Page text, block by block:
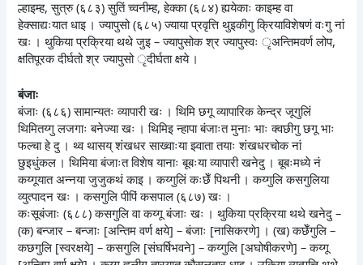
ल्हाइम्ह, सुत्रु (६८३) सुतिं च्वनीम्ह, हेक्का (६८४) ह्ययेकाः काइम्ह वा
हेक्साद्यःयात धाइ । ज्यापुसो (६८५) ज्याया प्रवृत्ति थुइकीगु क्रियाविशेषणं वःगु नां
खः । थुकिया प्रक्रिया थथे जुइ – ज्यापुसोक श्र ज्यापुस्वः ृअन्तिमवर्ण लोप,
क्षतिपूरक दीर्घतो श्र ज्यापुसो ृदीर्घता क्षये ।
बंजाः
बंजाः (६८६) सामान्यतः व्यापारी खः । थिमि छगू व्यापारिक केन्द्र जूगुलिं
थिमितय्गु लजगाः बनेज्या खः । थिमिइ न्हापा बंजाःत मुनाः भाः क्वछीगु छगू भाः
फल्चा हे दु । थ्व थासय् शंखधर साख्वाःया झ्वाता तयाः शंखधरचोक नां
छुइधुंकल । थिमिया बंजाःत विशेष यानाः बूबःया व्यापारी खनेदु । बूबःमध्ये नं
कय्गूयात अन्नया जुजुकथं काइ । कय्गुलिं कःछेँ पिथनी । कय्गुलि कसगुलिया
व्युत्पादन खः । कसगुलि पीपिं कसपाल (६८७) खः ।
कःसूबंजाः (६८८) कसगुलि वा कय्गू बंजाः खः । थुकिया प्रक्रिया थथे खनेदु –
(क) बन्जार – बन्जाः [अन्तिम वर्ण क्षये] – बंजाः [नासिकरणे] । (ख) कछेँगुलि –
कछगुलि [स्वरक्षये] – कसगुलि [संघर्षिभवने] – कय्गुलि [अघोषीकरणे] – कय्गू